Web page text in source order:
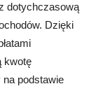
dotychczasową
Dzięki
kwotę
na podstawie